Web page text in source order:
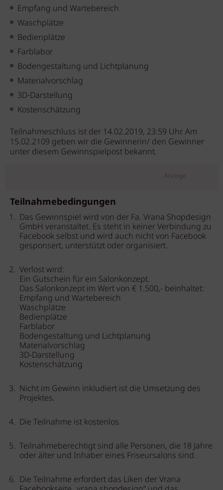
Empfang und Wartebereich
Waschplätze
Bedienplätze
Farblabor
Bodengestaltung und Lichtplanung
Materialvorschlag
3D-Darstellung
Kostenschätzung
Teilnahmeschluss ist der 14.02.2019, 23:59 Uhr. Am
15.02.2109 geben wir die Gewinnerin/ den Gewinner
unter diesem Gewinnspielpost bekannt.
Anzeige
Teilnahmebedingungen
Das Gewinnspiel wird von der Fa. Vrana Shopdesign
GmbH veranstaltet. Es steht in keiner Verbindung zu
Facebook selbst und wird auch nicht von Facebook
gesponsert, unterstützt oder organisiert.
Verlost wird:
Ein Gutschein für ein Salonkonzept.
Das Salonkonzept im Wert von € 1.500,- beinhaltet:
Empfang und Wartebereich
Waschplätze
Bedienplätze
Farblabor
Bodengestaltung und Lichtplanung
Materialvorschlag
3D-Darstellung
Kostenschätzung
Nicht im Gewinn inkludiert ist die Umsetzung des
Projektes.
Die Teilnahme ist kostenlos.
Teilnahmeberechtigt sind alle Personen, die 18 Jahre
oder älter und Inhaber eines Friseursalons sind.
Die Teilnahme erfordert das Liken der Vrana